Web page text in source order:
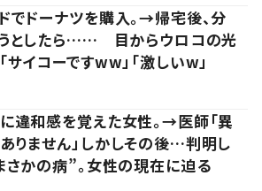
でドーナツを購入。→帰宅後、分
としたら…… 目からウロコの光
サイコーですww」「激しいw」
違和感を覚えた女性。→医師「異
りません」しかしその後…判明し
さかの病”。女性の現在に迫る